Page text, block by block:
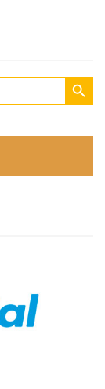
Search Button